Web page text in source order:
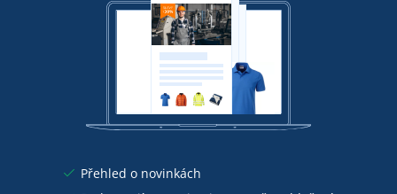
Přehled o novinkách